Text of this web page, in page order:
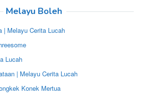
Melayu Boleh
| Melayu Cerita Lucah
Lucah
| Melayu Cerita Lucah
Konek Mertua